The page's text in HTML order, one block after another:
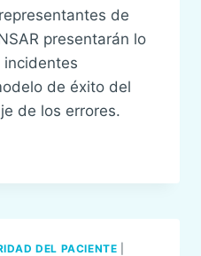
de
presentarán lo
de éxito del
de los errores.
DEL PACIENTE